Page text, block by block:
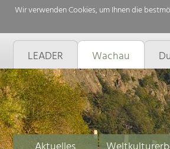
Wir verwenden Cookies, um Ihnen die
LEADER Wachau